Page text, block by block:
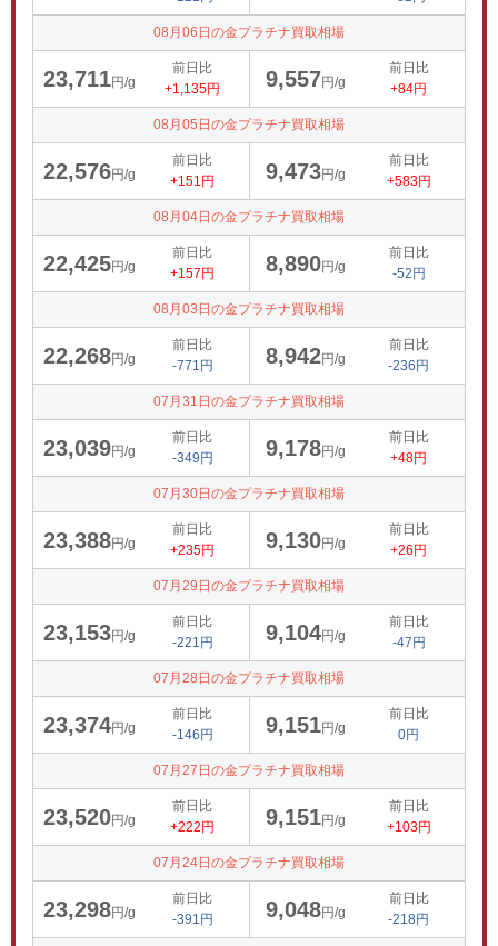
08月06日の金プラチナ買取相場
23,711円/g
前日比
+1,135円
9,557円/g
前日比
+84円
08月05日の金プラチナ買取相場
22,576円/g
前日比
+151円
9,473円/g
前日比
+583円
08月04日の金プラチナ買取相場
22,425円/g
前日比
+157円
8,890円/g
前日比
-52円
08月03日の金プラチナ買取相場
22,268円/g
前日比
-771円
8,942円/g
前日比
-236円
07月31日の金プラチナ買取相場
23,039円/g
前日比
-349円
9,178円/g
前日比
+48円
07月30日の金プラチナ買取相場
23,388円/g
前日比
+235円
9,130円/g
前日比
+26円
07月29日の金プラチナ買取相場
23,153円/g
前日比
-221円
9,104円/g
前日比
-47円
07月28日の金プラチナ買取相場
23,374円/g
前日比
-146円
9,151円/g
前日比
0円
07月27日の金プラチナ買取相場
23,520円/g
前日比
+222円
9,151円/g
前日比
+103円
07月24日の金プラチナ買取相場
23,298円/g
前日比
-391円
9,048円/g
前日比
-218円